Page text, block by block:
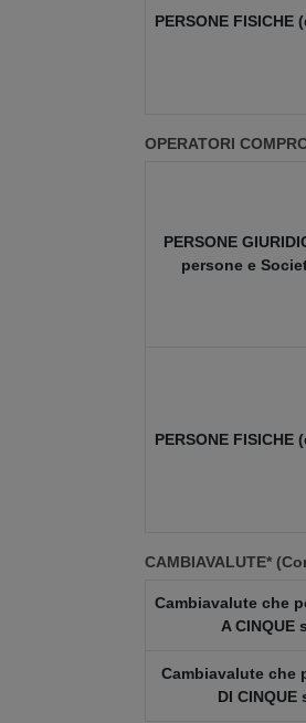
PERSONE
OPERATORI
PERSONE
persone e
PERSONE
CAMBIAVALUTE*
Cambiavalute che
A CINQUE
Cambiavalute che
DI